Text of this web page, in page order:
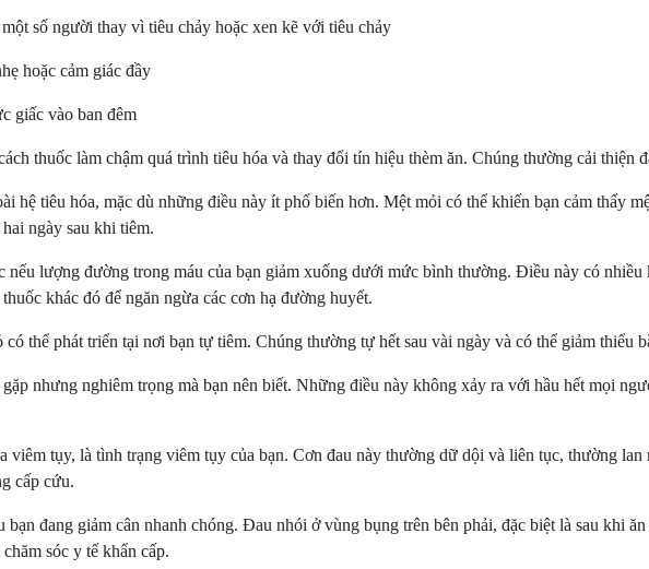
số người thay vì tiêu chảy hoặc xen kẽ với tiêu chảy
hoặc cảm giác đầy
giấc vào ban đêm
thuốc làm chậm quá trình tiêu hóa và thay đổi tín hiệu thèm ăn. Chúng thường cải thiện
hệ tiêu hóa, mặc dù những điều này ít phổ biến hơn. Mệt mỏi có thể khiến bạn cảm thấy
ngày sau khi tiêm.
nếu lượng đường trong máu của bạn giảm xuống dưới mức bình thường. Điều này có
khác đó để ngăn ngừa các cơn hạ đường huyết.
thể phát triển tại nơi bạn tự tiêm. Chúng thường tự hết sau vài ngày và có thể giảm thiểu
nhưng nghiêm trọng mà bạn nên biết. Những điều này không xảy ra với hầu hết mọi
tụy, là tình trạng viêm tụy của bạn. Cơn đau này thường dữ dội và liên tục, thường
cấp cứu.
đang giảm cân nhanh chóng. Đau nhói ở vùng bụng trên bên phải, đặc biệt là sau khi
sóc y tế khẩn cấp.